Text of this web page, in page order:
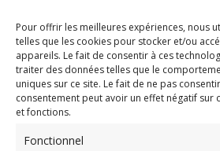
Pour offrir les meilleures expériences, nous
telles que les cookies pour stocker et/ou
appareils. Le fait de consentir à ces
traiter des données telles que le
uniques sur ce site. Le fait de ne pas
consentement peut avoir un effet négatif sur
et fonctions.
Fonctionnel